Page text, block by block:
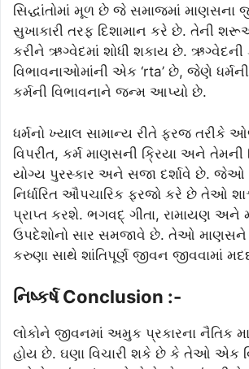
સિદ્ધાંતોમાં મૂળ છે જે સમાજમાં
સુખાકારી તરફ દિશામાન કરે છે. તેની
કરીને ઋગ્વેદમાં શોધી શકાય છે. ઋગ્વેદની
વિભાવનાઓમાંની એક ‘rta’ છે, જેણે
કર્મની વિભાવનાને જન્મ આપ્યો છે.
ધર્મનો ખ્યાલ સામાન્ય રીતે ફરજ તરીકે
વિપરીત, કર્મ માણસની ક્રિયા અને
યોગ્ય પુરસ્કાર અને સજા દર્શાવે છે. જેઓ
નિર્ધારિત ઔપચારિક ફરજો કરે છે તેઓ
પ્રાપ્ત કરશે. ભગવદ્ ગીતા, રામાયણ અને
ઉપદેશોનો સાર સમજાવે છે. તેઓ માણસને
કરુણા સાથે શાંતિપૂર્ણ જીવન જીવવામાં
નિષ્કર્ષ Conclusion :-
લોકોને જીવનમાં અમુક પ્રકારના નૈતિક
હોય છે. ઘણા વિચારી શકે છે કે તેઓ એક